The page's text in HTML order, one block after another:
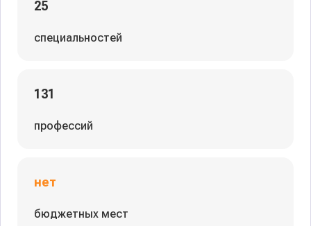
25
специальностей
131
профессий
нет
бюджетных мест